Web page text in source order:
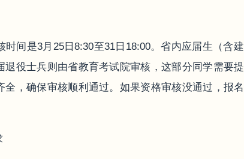
间是3月25日8:30至31日18:00。省内应届生（含
退役士兵则由省教育考试院审核，这部分同学需要
全，确保审核顺利通过。如果资格审核没通过，报